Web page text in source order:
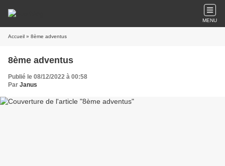
MENU
Accueil » 8ème adventus
8ème adventus
Publié le 08/12/2022 à 00:58
Par Janus